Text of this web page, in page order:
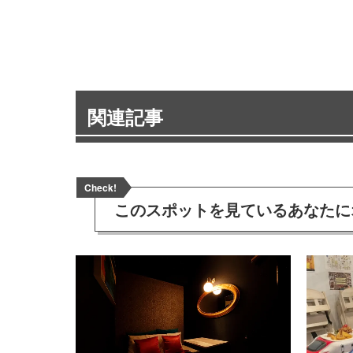
関連記事
Check!
このスポットを見ているあなた